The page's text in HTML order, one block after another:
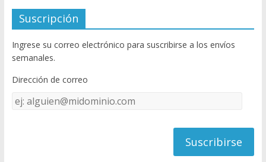
e
b
o
o
k
itt
er
u
T
u
e
C
Suscripción
Ingrese su correo electrónico para suscribirse a los envíos
semanales.
Dirección de correo
Dirección
de